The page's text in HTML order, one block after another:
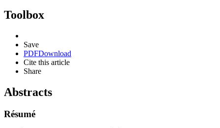
Toolbox
Save
PDFDownload
Cite this article
Share
Abstracts
Résumé